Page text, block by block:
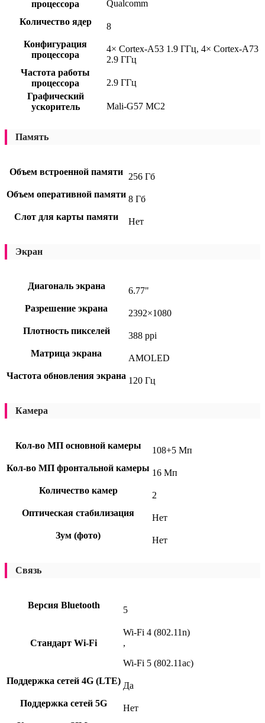
процессора
Qualcomm
Количество ядер
8
Конфигурация
процессора
4× Cortex-A53 1.9 ГГц, 4× Cortex-A73
2.9 ГГц
Частота работы
процессора
2.9 ГГц
Графический
ускоритель
Mali-G57 MC2
Память
Объем встроенной памяти 256 Гб
Объем оперативной памяти 8 Гб
Слот для карты памяти
Нет
Экран
Диагональ экрана
6.77"
Разрешение экрана
2392×1080
Плотность пикселей
388 ppi
Матрица экрана
AMOLED
Частота обновления экрана 120 Гц
Камера
Кол-во МП основной камеры
108+5 Мп
Кол-во МП фронтальной камеры 16 Мп
Количество камер
2
Оптическая стабилизация
Нет
Зум (фото)
Нет
Связь
Версия Bluetooth 5
Стандарт Wi-Fi
Wi-Fi 4 (802.11n)
,
Wi-Fi 5 (802.11ac)
Поддержка сетей 4G (LTE) Да
Поддержка сетей 5G
Нет